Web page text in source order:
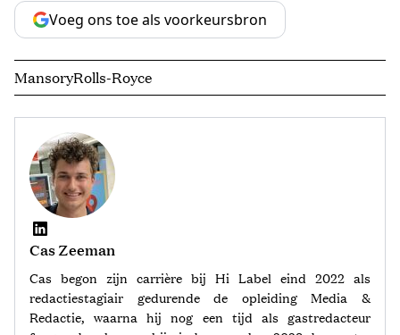
Voeg ons toe als voorkeursbron
MansoryRolls-Royce
Cas Zeeman
Cas begon zijn carrière bij Hi Label eind 2022 als
redactiestagiair gedurende de opleiding Media &
Redactie, waarna hij nog een tijd als gastredacteur